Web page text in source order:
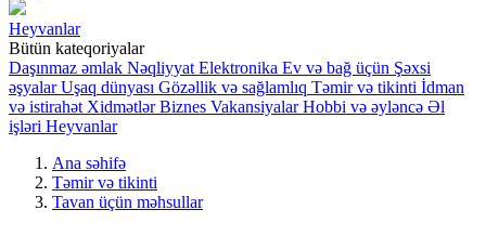
Heyvanlar
Bütün kateqoriyalar
Daşınmaz əmlak Nəqliyyat Elektronika Ev və bağ üçün Şəxsi
əşyalar Uşaq dünyası Gözəllik və sağlamlıq Təmir və tikinti İdman
və istirahət Xidmətlər Biznes Vakansiyalar Hobbi və əyləncə Əl
işləri Heyvanlar
Ana səhifə
Təmir və tikinti
Tavan üçün məhsullar